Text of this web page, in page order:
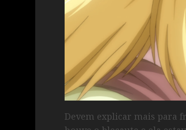
Devem explicar mais para